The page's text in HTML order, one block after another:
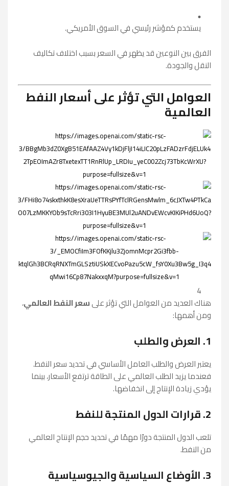
يستخدم كمؤشر رئيسي في السوق الأمريكي.
الفرق بين النوعين قد يظهر في السعر بسبب اختلاف تكاليف
النقل والجودة.
العوامل التي تؤثر على أسعار النفط
العالمية
4
هناك العديد من العوامل التي تؤثر علىسعر النفط العالمي،
ومن أهمها:
1. العرض والطلب
يعتبر العرض والطلب العامل الأساسي في تحديد سعر النفط.
فعندما يزيد الطلب العالمي على الطاقة ترتفع الأسعار، بينما
يؤدي زيادة الإنتاج إلى انخفاضها.
2. قرارات الدول المنتجة للنفط
تلعب الدول المنتجة دورًا مهمًا في تحديد حجم الإنتاج العالمي
من النفط.
3. الأوضاع السياسية والجيوسياسية